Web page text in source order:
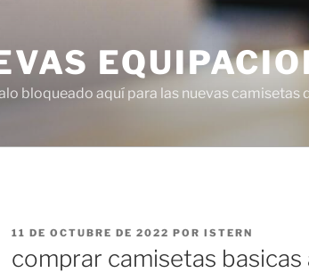
bloqueado aquí para las nuevas
PUBLICADO
11 DE OCTUBRE DE 2022 POR ISTERN
comprar camisetas basicas